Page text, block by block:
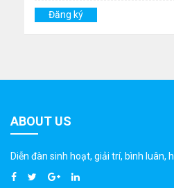
Đăng ký
ABOUT US
Diễn đàn sinh hoạt, giải trí, bình luân,